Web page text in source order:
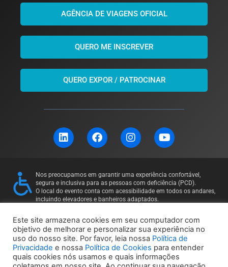
AGÊNCIA DE VIAGENS OFICIAL
QUERO ME INSCREVER
QUERO EXPOR / PATROCINAR
L
i
e
d
i
n
F
a
b
o
o
k
I
n
a
g
r
a
Y
o
u
b
e
Nos preocupamos em garantir uma experiência confortável,
segura e inclusiva para as pessoas com deficiência (PCD).
O local do evento conta com acessibilidade em todos os andares,
incluindo elevadores e banheiros adaptados.
contato: 11 97169-5011
Política de Privacidade Política de Cookies
Este site armazena cookies em seu computador com
objetivo de melhorar e personalizar sua experiência no
uso do nosso site. Por favor, leia nossa Política de
Privacidade e nossa Política de Cookies para entender
quais cookies nós usamos e quais informações